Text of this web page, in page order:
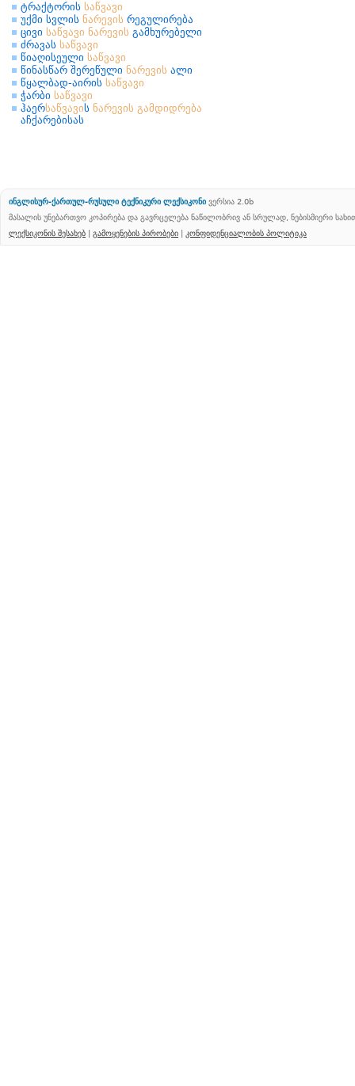
ტრაქტორის საწვავი
უქმი სვლის ნარევის რეგულირება
ცივი საწვავი ნარევის გამხურებელი
ძრავას საწვავი
წიაღისეული საწვავი
წინასწარ შერეწული ნარევის ალი
წყალბად-აირის საწვავი
ჭარბი საწვავი
ჰაერსაწვავის ნარევის გამდიდრება
აჩქარებისას
ინგლისურ-ქართულ-რუსული ტექნიკური ლექსიკონი ვერსია 2.0b
მასალის უნებართვო კოპირება და გავრცელება ნაწილობრივ ან სრულად, ნებისმიერი
ლექსიკონის შესახებ | გამოყენების პირობები | კონფიდენციალობის პოლიტიკა